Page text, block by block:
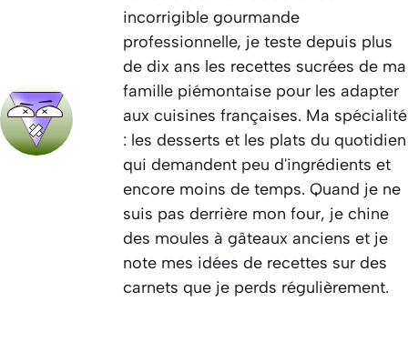
incorrigible gourmande
professionnelle, je teste depuis plus
de dix ans les recettes sucrées de ma
famille piémontaise pour les adapter
aux cuisines françaises. Ma spécialité
: les desserts et les plats du quotidien
qui demandent peu d'ingrédients et
encore moins de temps. Quand je ne
suis pas derrière mon four, je chine
des moules à gâteaux anciens et je
note mes idées de recettes sur des
carnets que je perds régulièrement.